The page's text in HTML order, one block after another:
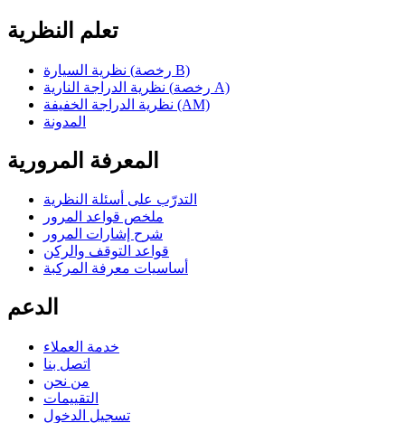
تعلم النظرية
نظرية السيارة (رخصة B)
نظرية الدراجة النارية (رخصة A)
نظرية الدراجة الخفيفة (AM)
المدونة
المعرفة المرورية
التدرّب على أسئلة النظرية
ملخص قواعد المرور
شرح إشارات المرور
قواعد التوقف والركن
أساسيات معرفة المركبة
الدعم
خدمة العملاء
اتصل بنا
من نحن
التقييمات
تسجيل الدخول